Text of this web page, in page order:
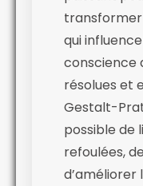
qui
conscience
résolues et
Gestalt-
possible de
refoulées,
d’améliorer